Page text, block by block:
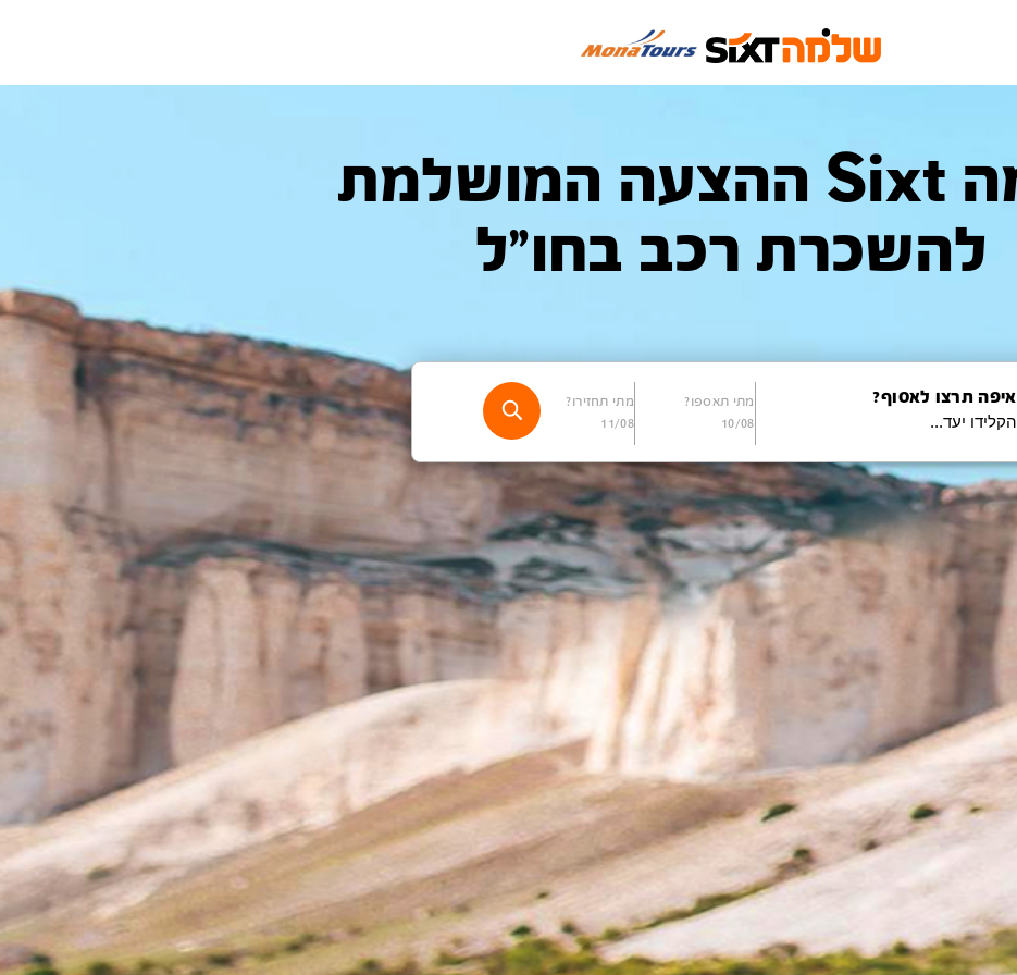
שלמה Sixt ההצעה המושלמת
להשכרת רכב בחו"ל
איפה תרצו לאסוף?
מתי תאספו?
10/08
מתי תחזירו?
11/08